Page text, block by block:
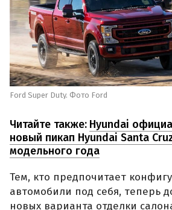
Ford Super Duty. Фото Ford
Читайте также: Hyundai
новый пикап Hyundai Santa
модельного года
Тем, кто предпочитает
автомобили под себя, теперь
новых варианта отделки